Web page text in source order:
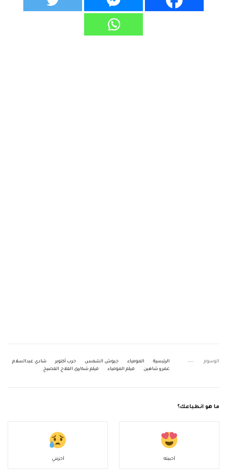
الوسوم الرئيسية المومياء جيوش الشمس حرب أكتوبر
شادي عبدالسلام
عمرو شاهين
فيلم المومياء فيلم شكاوى الفلاح الفصيح
ما هو انطباعك؟
أحببته أحزنني